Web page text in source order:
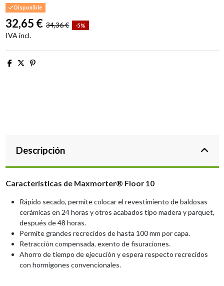
Disponible
32,65 € 34,36 € -5%
IVA incl.
Descripción
Características de Maxmorter® Floor 10
Rápido secado, permite colocar el revestimiento de baldosas
cerámicas en 24 horas y otros acabados tipo madera y parquet,
después de 48 horas.
Permite grandes recrecidos de hasta 100 mm por capa.
Retracción compensada, exento de fisuraciones.
Ahorro de tiempo de ejecución y espera respecto recrecidos
con hormigones convencionales.